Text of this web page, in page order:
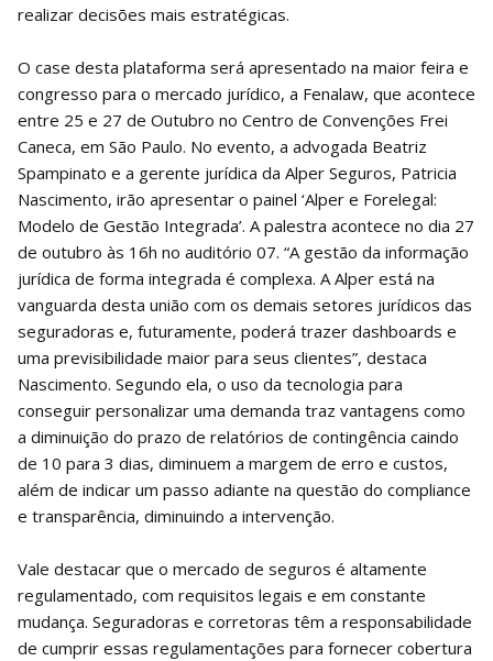
realizar decisões mais estratégicas.
O case desta plataforma será apresentado na maior feira e
congresso para o mercado jurídico, a Fenalaw, que acontece
entre 25 e 27 de Outubro no Centro de Convenções Frei
Caneca, em São Paulo. No evento, a advogada Beatriz
Spampinato e a gerente jurídica da Alper Seguros, Patricia
Nascimento, irão apresentar o painel ‘Alper e Forelegal:
Modelo de Gestão Integrada’. A palestra acontece no dia 27
de outubro às 16h no auditório 07. “A gestão da informação
jurídica de forma integrada é complexa. A Alper está na
vanguarda desta união com os demais setores jurídicos das
seguradoras e, futuramente, poderá trazer dashboards e
uma previsibilidade maior para seus clientes”, destaca
Nascimento. Segundo ela, o uso da tecnologia para
conseguir personalizar uma demanda traz vantagens como
a diminuição do prazo de relatórios de contingência caindo
de 10 para 3 dias, diminuem a margem de erro e custos,
além de indicar um passo adiante na questão do compliance
e transparência, diminuindo a intervenção.
Vale destacar que o mercado de seguros é altamente
regulamentado, com requisitos legais e em constante
mudança. Seguradoras e corretoras têm a responsabilidade
de cumprir essas regulamentações para fornecer cobertura